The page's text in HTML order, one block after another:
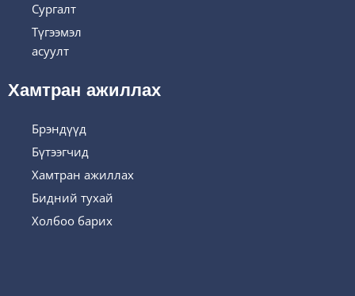
Сургалт
Түгээмэл
асуулт
Хамтран ажиллах
Брэндүүд
Бүтээгчид
Хамтран ажиллах
Бидний тухай
Холбоо барих